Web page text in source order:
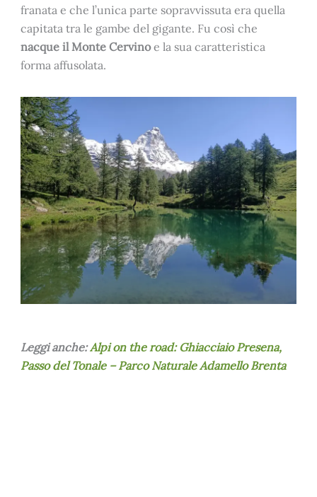
franata e che l’unica parte sopravvissuta era quella
capitata tra le gambe del gigante. Fu così che
nacque il Monte Cervinoe la sua caratteristica
forma affusolata.
Leggi anche:Alpi on the road: Ghiacciaio Presena,
Passo del Tonale – Parco Naturale Adamello Brenta